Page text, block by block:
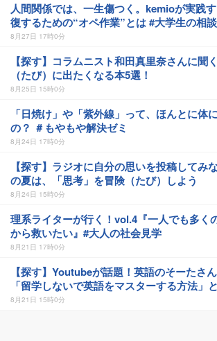
人間関係では、一生傷つく。kemioが実践
復するための“オペ作業”とは #大学生の相
8月27日 17時0分
【探す】コラムニスト和田真里奈さんに聞
（たび）に出たくなる本5選！
8月25日 15時0分
「日焼け」や「紫外線」って、ほんとに体
の？ ＃もやもや解決ゼミ
8月24日 17時0分
【探す】ラジオに自分の思いを投稿してみ
の夏は、「思考」を冒険（たび）しよう
8月24日 15時0分
理系ライターが行く！vol.4『一人でも多く
から救いたい』#大人の社会見学
8月21日 17時0分
【探す】Youtubeが話題！英語のそーたさ
「留学しないで英語をマスターする方法」
8月21日 15時0分